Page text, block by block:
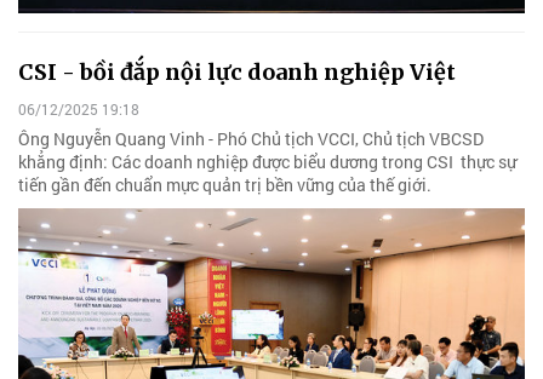
CSI - bồi đắp nội lực doanh nghiệp Việt
06/12/2025 19:18
Ông Nguyễn Quang Vinh - Phó Chủ tịch VCCI, Chủ tịch VBCSD
khẳng định: Các doanh nghiệp được biểu dương trong CSI thực sự
tiến gần đến chuẩn mực quản trị bền vững của thế giới.